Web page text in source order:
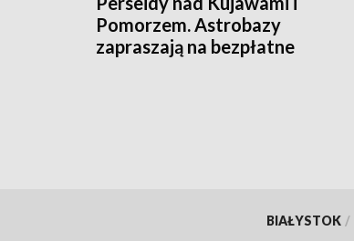
Pomorzem. Astrobazy
zapraszają na bezpłatne
BIAŁYSTOK /